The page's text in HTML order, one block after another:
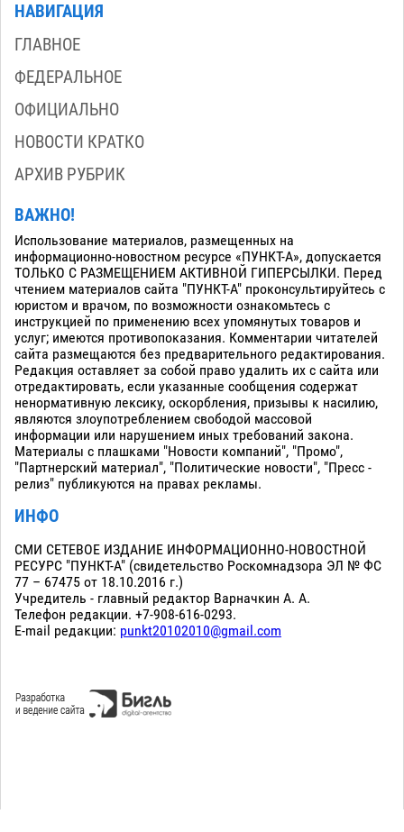
НАВИГАЦИЯ
ГЛАВНОЕ
ФЕДЕРАЛЬНОЕ
ОФИЦИАЛЬНО
НОВОСТИ КРАТКО
АРХИВ РУБРИК
ВАЖНО!
Использование материалов, размещенных на
информационно-новостном ресурсе «ПУНКТ-А», допускается
ТОЛЬКО С РАЗМЕЩЕНИЕМ АКТИВНОЙ ГИПЕРСЫЛКИ. Перед
чтением материалов сайта "ПУНКТ-А" проконсультируйтесь с
юристом и врачом, по возможности ознакомьтесь с
инструкцией по применению всех упомянутых товаров и
услуг; имеются противопоказания. Комментарии читателей
сайта размещаются без предварительного редактирования.
Редакция оставляет за собой право удалить их с сайта или
отредактировать, если указанные сообщения содержат
ненормативную лексику, оскорбления, призывы к насилию,
являются злоупотреблением свободой массовой
информации или нарушением иных требований закона.
Материалы с плашками "Новости компаний", "Промо",
"Партнерский материал", "Политические новости", "Пресс -
релиз" публикуются на правах рекламы.
ИНФО
СМИ СЕТЕВОЕ ИЗДАНИЕ ИНФОРМАЦИОННО-НОВОСТНОЙ
РЕСУРС "ПУНКТ-А" (свидетельство Роскомнадзора ЭЛ № ФС
77 – 67475 от 18.10.2016 г.)
Учредитель - главный редактор Варначкин А. А.
Телефон редакции. +7-908-616-0293.
E-mail редакции: punkt20102010@gmail.com